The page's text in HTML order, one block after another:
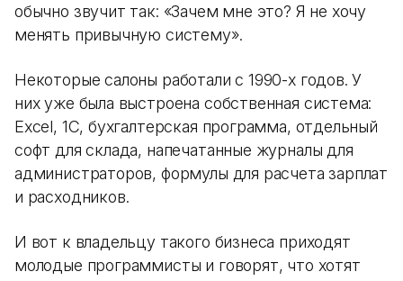
обычно звучит так: «Зачем мне это? Я не хочу
менять привычную систему».
Некоторые салоны работали с 1990-х годов. У
них уже была выстроена собственная система:
Excel, 1С, бухгалтерская программа, отдельный
софт для склада, напечатанные журналы для
администраторов, формулы для расчета зарплат
и расходников.
И вот к владельцу такого бизнеса приходят
молодые программисты и говорят, что хотят